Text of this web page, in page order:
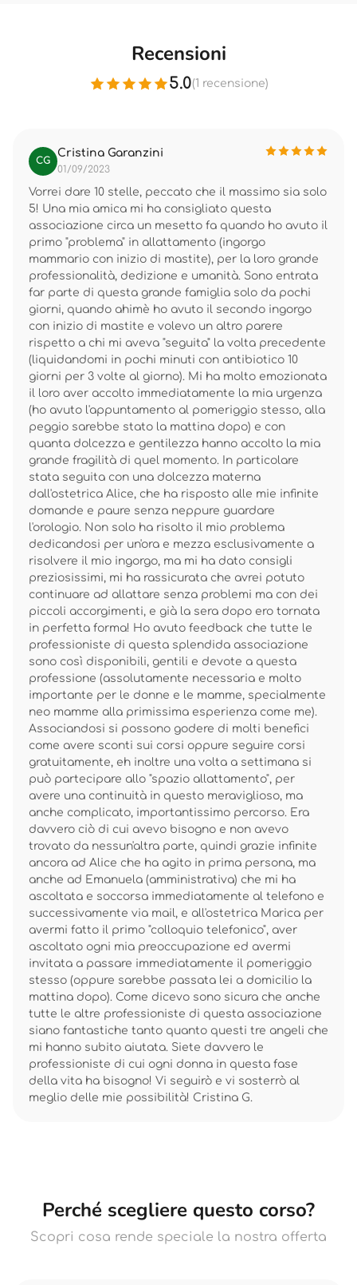
Recensioni
5.0(1 recensione)
CG
Cristina Garanzini
01/09/2023
Vorrei dare 10 stelle, peccato che il massimo sia solo
5! Una mia amica mi ha consigliato questa
associazione circa un mesetto fa quando ho avuto il
primo "problema" in allattamento (ingorgo
mammario con inizio di mastite), per la loro grande
professionalità, dedizione e umanità. Sono entrata
far parte di questa grande famiglia solo da pochi
giorni, quando ahimè ho avuto il secondo ingorgo
con inizio di mastite e volevo un altro parere
rispetto a chi mi aveva "seguita" la volta precedente
(liquidandomi in pochi minuti con antibiotico 10
giorni per 3 volte al giorno). Mi ha molto emozionata
il loro aver accolto immediatamente la mia urgenza
(ho avuto l'appuntamento al pomeriggio stesso, alla
peggio sarebbe stato la mattina dopo) e con
quanta dolcezza e gentilezza hanno accolto la mia
grande fragilità di quel momento. In particolare
stata seguita con una dolcezza materna
dall'ostetrica Alice, che ha risposto alle mie infinite
domande e paure senza neppure guardare
l'orologio. Non solo ha risolto il mio problema
dedicandosi per un'ora e mezza esclusivamente a
risolvere il mio ingorgo, ma mi ha dato consigli
preziosissimi, mi ha rassicurata che avrei potuto
continuare ad allattare senza problemi ma con dei
piccoli accorgimenti, e già la sera dopo ero tornata
in perfetta forma! Ho avuto feedback che tutte le
professioniste di questa splendida associazione
sono così disponibili, gentili e devote a questa
professione (assolutamente necessaria e molto
importante per le donne e le mamme, specialmente
neo mamme alla primissima esperienza come me).
Associandosi si possono godere di molti benefici
come avere sconti sui corsi oppure seguire corsi
gratuitamente, eh inoltre una volta a settimana si
può partecipare allo "spazio allattamento", per
avere una continuità in questo meraviglioso, ma
anche complicato, importantissimo percorso. Era
davvero ciò di cui avevo bisogno e non avevo
trovato da nessun'altra parte, quindi grazie infinite
ancora ad Alice che ha agito in prima persona, ma
anche ad Emanuela (amministrativa) che mi ha
ascoltata e soccorsa immediatamente al telefono e
successivamente via mail, e all'ostetrica Marica per
avermi fatto il primo "colloquio telefonico", aver
ascoltato ogni mia preoccupazione ed avermi
invitata a passare immediatamente il pomeriggio
stesso (oppure sarebbe passata lei a domicilio la
mattina dopo). Come dicevo sono sicura che anche
tutte le altre professioniste di questa associazione
siano fantastiche tanto quanto questi tre angeli che
mi hanno subito aiutata. Siete davvero le
professioniste di cui ogni donna in questa fase
della vita ha bisogno! Vi seguirò e vi sosterrò al
meglio delle mie possibilità! Cristina G.
Perché scegliere questo corso?
Scopri cosa rende speciale la nostra offerta